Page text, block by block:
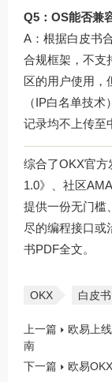
Q5：OS能否兼
A：根据白皮书
合规框架，不支
区的用户使用，
（IP白名单技
记录均不上传至
综合了OKX官方
1.0》、社区
提供一份无门槛
尽的编程接口或
书PDF全文。
OKX 白皮书
上一篇
欧易上
南
下一篇
欧易